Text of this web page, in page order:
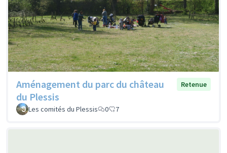
Aménagement du parc du château
du Plessis
Retenue
Les comités du Plessis 0 7